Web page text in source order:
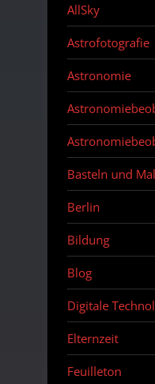
AllSky
Astrofotografie
Astronomie
Basteln und
Berlin
Bildung
Blog
Digitale
Elternzeit
Feuilleton